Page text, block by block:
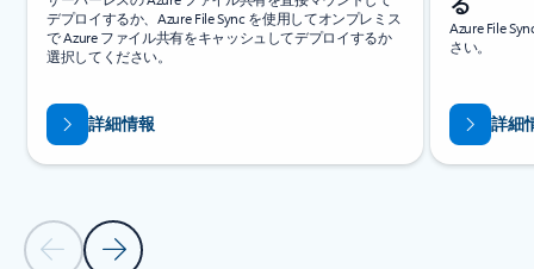
前のスライド次のスライド
デプロイするか、Azure File Sync を使用してオンプレミス
で Azure ファイル共有をキャッシュしてデプロイするか
選択してください。
詳細情報
Azure File
さい。
詳細